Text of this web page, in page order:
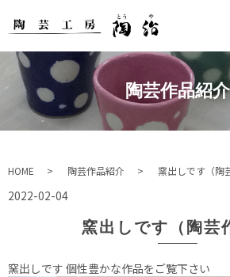
陶芸作品紹介
HOME 陶芸作品紹介 窯出しです（陶
2022-02-04
窯出しです（陶芸
窯出しです 個性豊かな作品をご覧下さい